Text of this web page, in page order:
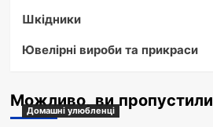
Шкідники
Ювелірні вироби та прикраси
Можливо, ви пропустили
Домашні улюбленці